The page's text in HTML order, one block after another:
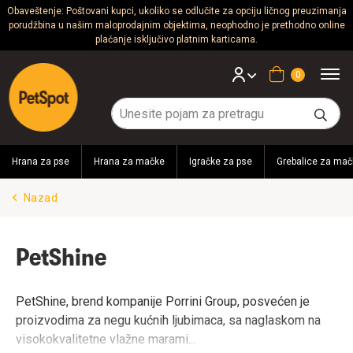
Obaveštenje: Poštovani kupci, ukoliko se odlučite za opciju ličnog preuzimanja
porudžbina u našim maloprodajnim objektima, neophodno je prethodno online
plaćanje isključivo platnim karticama.
Psi
Mačke
Glodari
Brendovi
Akcija!
Korpa
Hrana za pse Hrana za mačke Igračke za pse Grebalice za
Nazad
PetShine
PetShine, brend kompanije Porrini Group, posvećen je
proizvodima za negu kućnih ljubimaca, sa naglaskom na
visokokvalitetne vlažne marami...